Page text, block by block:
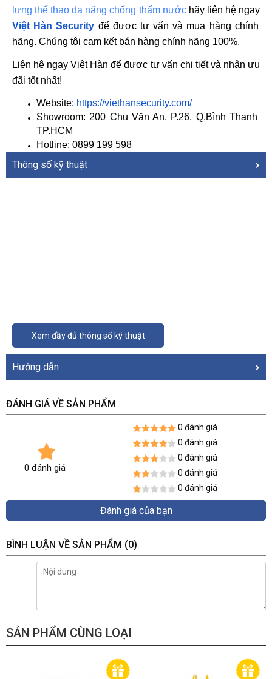
lưng thể thao đa năng chống thấm nước hãy liên hệ ngay
Việt Hàn Security để được tư vấn và mua hàng chính
hãng. Chúng tôi cam kết bán hàng chính hãng 100%.
Liên hệ ngay Việt Hàn để được tư vấn chi tiết và nhận ưu
đãi tốt nhất!
Website: https://viethansecurity.com/
Showroom: 200 Chu Văn An, P.26, Q.Bình Thạnh
TP.HCM
Hotline: 0899 199 598
Thông số kỹ thuật
Xem đầy đủ thông số kỹ thuật
Hướng dẫn
ĐÁNH GIÁ VỀ SẢN PHẨM
0 đánh giá
0 đánh giá
0 đánh giá
0 đánh giá
0 đánh giá
0 đánh giá
Đánh giá của bạn
BÌNH LUẬN VỀ SẢN PHẨM (0)
SẢN PHẨM CÙNG LOẠI